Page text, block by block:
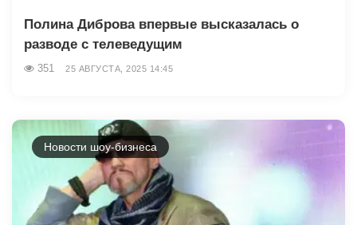
Полина Диброва впервые высказалась о
разводе с телеведущим
351 25 АВГУСТА, 2025 14:45
Новости шоу-бизнеса